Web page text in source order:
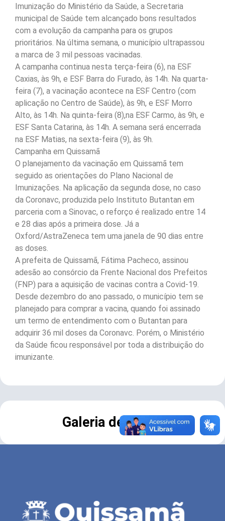
Imunização do Ministério da Saúde, a Secretaria
municipal de Saúde tem alcançado bons resultados
com a evolução da campanha para os grupos
prioritários. Na última semana, o município ultrapassou
a marca de 3 mil pessoas vacinadas.
A campanha continua nesta terça-feira (6), na ESF
Caxias, às 9h, e ESF Barra do Furado, às 14h. Na quarta-
feira (7), a vacinação acontece na ESF Centro (com
aplicação no Centro de Saúde), às 9h, e ESF Morro
Alto, às 14h. Na quinta-feira (8),na ESF Carmo, às 9h, e
ESF Santa Catarina, às 14h. A semana será encerrada
na ESF Matias, na sexta-feira (9), às 9h.
Campanha em Quissamã
O planejamento da vacinação em Quissamã tem
seguido as orientações do Plano Nacional de
Imunizações. Na aplicação da segunda dose, no caso
da Coronavc, produzida pelo Instituto Butantan em
parceria com a Sinovac, o reforço é realizado entre 14
e 28 dias após a primeira dose. Já a
Oxford/AstraZeneca tem uma janela de 90 dias entre
as doses.
A prefeita de Quissamã, Fátima Pacheco, assinou
adesão ao consórcio da Frente Nacional dos Prefeitos
(FNP) para a aquisição de vacinas contra a Covid-19.
Desde dezembro do ano passado, o município tem se
planejado para comprar a vacina, quando foi assinado
um termo de entendimento com o Butantan para
adquirir 36 mil doses da Coronavc. Porém, o Ministério
da Saúde ficou responsável por toda a distribuição do
imunizante.
Galeria de Fotos